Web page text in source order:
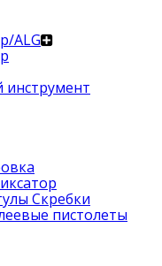
ALG
Скребки
пистолеты